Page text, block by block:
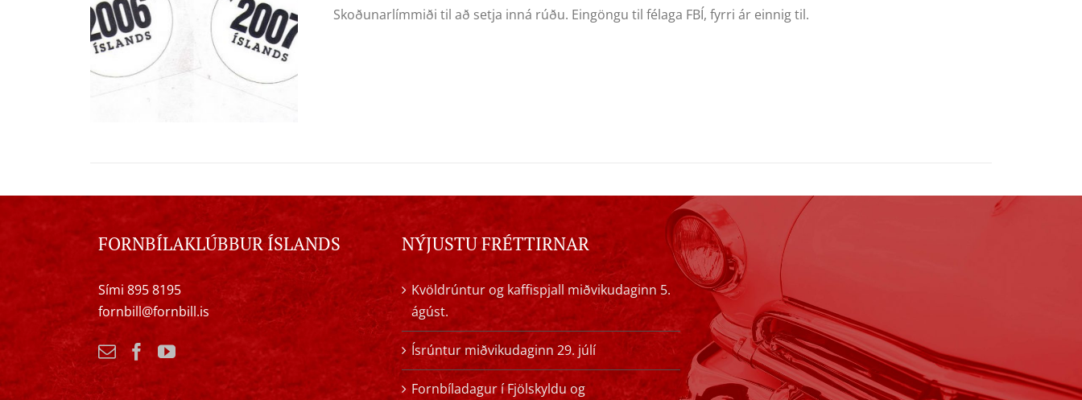
Skoðunarlímmiði til að setja inná rúðu. Eingöngu til félaga FBÍ, fyrri ár einnig til.
FORNBÍLAKLÚBBUR ÍSLANDS
Sími 895 8195
fornbill@fornbill.is
NÝJUSTU FRÉTTIRNAR
Kvöldrúntur og kaffispjall miðvikudaginn 5.
ágúst.
Ísrúntur miðvikudaginn 29. júlí
Fornbíladagur í Fjölskyldu og